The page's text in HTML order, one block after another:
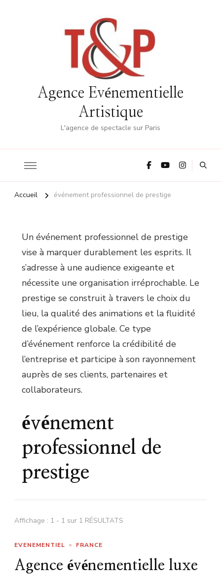
Agence Evénementielle
Artistique
L'agence de spectacle sur Paris
Accueil événement professionnel de prestige
Un événement professionnel de prestige
vise à marquer durablement les esprits. Il
s’adresse à une audience exigeante et
nécessite une organisation irréprochable. Le
prestige se construit à travers le choix du
lieu, la qualité des animations et la fluidité
de l’expérience globale. Ce type
d’événement renforce la crédibilité de
l’entreprise et participe à son rayonnement
auprès de ses clients, partenaires et
collaborateurs.
événement
professionnel de
prestige
Affichage : 1 - 1 sur 1 RÉSULTATS
EVENEMENTIEL FRANCE
Agence événementielle luxe